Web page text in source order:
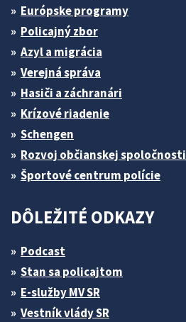
Európske programy
Policajný zbor
Azyl a migrácia
Verejná správa
Hasiči a záchranári
Krízové riadenie
Schengen
Rozvoj občianskej spoločnosti
Športové centrum polície
DÔLEŽITÉ ODKAZY
Podcast
Stan sa policajtom
E-služby MV SR
Vestník vlády SR